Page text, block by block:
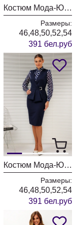
Костюм Мода-Юрс 26-2766 черный + крупный горох
Размеры:
46,48,50,52,54
391 бел.руб
Костюм Мода-Юрс 26-2538 синий + крупный горох
Размеры:
46,48,50,52,54
391 бел.руб